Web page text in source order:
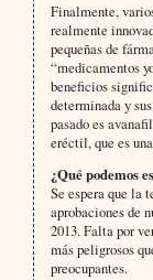
Finalmente,
realmente
pequeñas de
“medicamentos
beneficios
determinada y
pasado es
eréctil, que es
¿Qué podemos
Se espera que la
aprobaciones de
2013. Falta por
más peligrosos
preocupantes.